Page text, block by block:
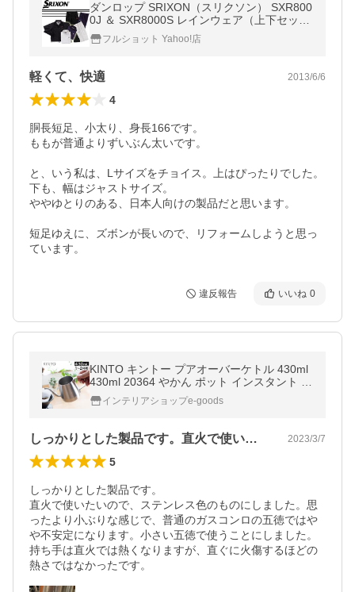
ダンロップ SRIXON（スリクソン） SXR800
0J ＆ SXR8000S レインウェア（上下セッ
ト）フルショット Yahoo!店
軽くて、快適 2013/6/6
4
胴長短足、小太り、身長166です。
ももが普通よりずいぶん太いです。
と、いう私は、Lサイズをチョイス。上はぴったりでした。
下も、幅はジャストサイズ。
ややゆとりのある、日本人向けの製品だと思います。
短足ゆえに、ズボンが長いので、リフォームしようと思っ
ています。
違反報告 いいね 0
KINTO キントー プアオーバーケトル 430ml
430ml 20364 やかん ポット インスタント ハ
ンドドリップ 食洗機対応
インテリアショップe-goods
しっかりとした製品です。直火で使いたい… 2023/3/7
5
しっかりとした製品です。
直火で使いたいので、ステンレス色のものにしました。思
ったより小ぶりな感じで、普通のガスコンロの五徳ではや
や不安定になります。小さい五徳で使うことにしました。
持ち手は直火では熱くなりますが、直ぐに火傷するほどの
熱さではなかったです。